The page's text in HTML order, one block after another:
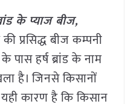
के प्याज बीज,
प्रसिद्ध बीज कम्पनी
हर्ष ब्रांड के नाम
है। जिनसे किसानों
कारण है कि किसान